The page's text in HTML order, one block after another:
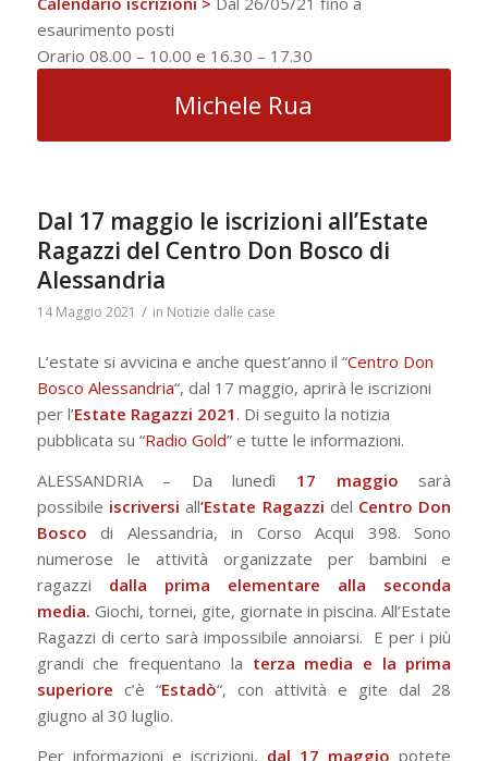
esaurimento posti
Orario 08.00 – 10.00 e 16.30 – 17.30
Michele Rua
Dal 17 maggio le iscrizioni all’Estate
Ragazzi del Centro Don Bosco di
Alessandria
14 Maggio 2021 / in Notizie dalle case
L’estate si avvicina e anche quest’anno il “Centro Don
Bosco Alessandria“, dal 17 maggio, aprirà le iscrizioni
per l’Estate Ragazzi 2021 . Di seguito la notizia
pubblicata su “Radio Gold” e tutte le informazioni.
ALESSANDRIA – Da lunedì 17 maggio sarà
possibile iscriversi all’Estate Ragazzi del Centro Don
Bosco di Alessandria, in Corso Acqui 398. Sono
numerose le attività organizzate per bambini e
ragazzi dalla prima elementare alla seconda
media. Giochi, tornei, gite, giornate in piscina. All’Estate
Ragazzi di certo sarà impossibile annoiarsi. E per i più
grandi che frequentano la terza media e la prima
superiore c’è “Estadò“, con attività e gite dal 28
giugno al 30 luglio.
Per informazioni e iscrizioni, dal 17 maggio potete